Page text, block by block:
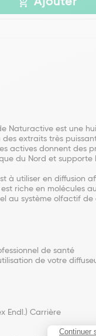
Ajouter
Naturactive est une
des extraits très
actives donnent des
du Nord et
à utiliser en
riche en molécules
au système olfactif
de santé
de votre
Endl.) Carrière